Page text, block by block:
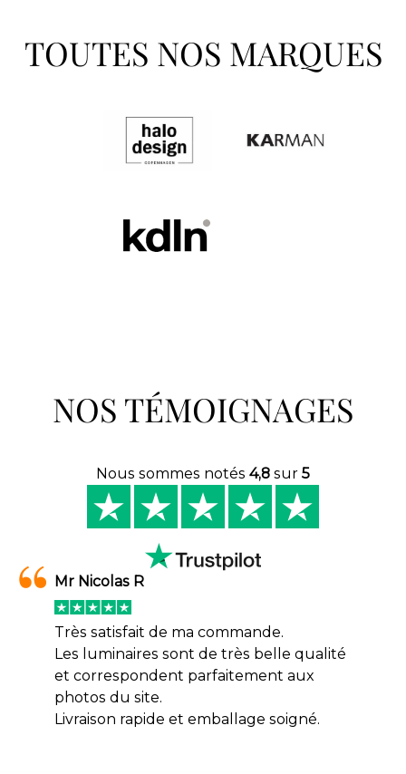
TOUTES NOS MARQUES
NOS TÉMOIGNAGES
Nous sommes notés 4,8 sur 5
Mr Nicolas R
Très satisfait de ma commande.
Les luminaires sont de très belle qualité
et correspondent parfaitement aux
photos du site.
Livraison rapide et emballage soigné.